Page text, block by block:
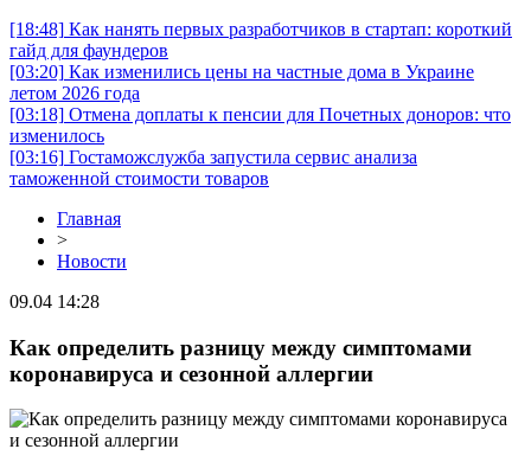
[18:48] Как нанять первых разработчиков в стартап: короткий
гайд для фаундеров
[03:20] Как изменились цены на частные дома в Украине
летом 2026 года
[03:18] Отмена доплаты к пенсии для Почетных доноров: что
изменилось
[03:16] Гостаможслужба запустила сервис анализа
таможенной стоимости товаров
Главная
>
Новости
09.04 14:28
Как определить разницу между симптомами
коронавируса и сезонной аллергии